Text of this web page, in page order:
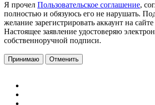
Я прочел Пользовательское соглашение,
полностью и обязуюсь его не нарушать.
желание зарегистрировать аккаунт на
Настоящее заявление удостоверяю
собственноручной подписи.
Принимаю Отменить